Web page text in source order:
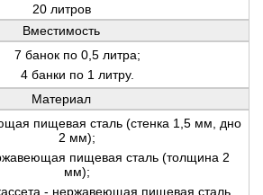
20 литров
Вместимость
7 банок по 0,5 литра;
4 банки по 1 литру.
Материал
пищевая сталь (стенка 1,5 мм, дно
2 мм);
пищевая сталь (толщина 2
мм);
- нержавеющая пищевая сталь